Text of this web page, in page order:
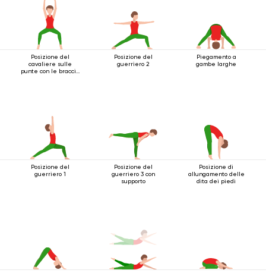
Posizione del
cavaliere sulle
punte con le braccia
Posizione del
guerriero 2
Piegamento a
gambe larghe
Posizione del
guerriero 1
Posizione del
guerriero 3 con
supporto
Posizione di
allungamento delle
dita dei piedi